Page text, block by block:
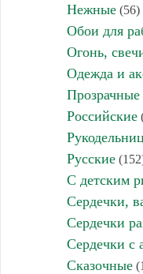
Нежные(56)
Обои для
Огонь,
Одежда и
Прозрачные
Российские
Русские
С детским
Сердечки,
Сердечки
Сердечки с
Сказочные